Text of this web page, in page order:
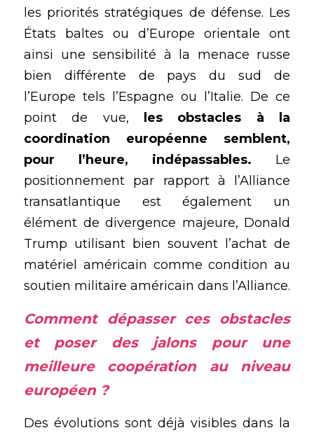
les priorités stratégiques de défense. Les
États baltes ou d’Europe orientale ont
ainsi une sensibilité à la menace russe
bien différente de pays du sud de
l’Europe tels l’Espagne ou l’Italie. De ce
point de vue, les obstacles à la
coordination européenne semblent,
pour l’heure, indépassables. Le
positionnement par rapport à l’Alliance
transatlantique est également un
élément de divergence majeure, Donald
Trump utilisant bien souvent l’achat de
matériel américain comme condition au
soutien militaire américain dans l’Alliance.
Comment dépasser ces obstacles
et poser des jalons pour une
meilleure coopération au niveau
européen ?
Des évolutions sont déjà visibles dans la